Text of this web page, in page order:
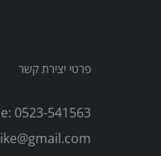
פרטי יצירת קשר
0523-541563